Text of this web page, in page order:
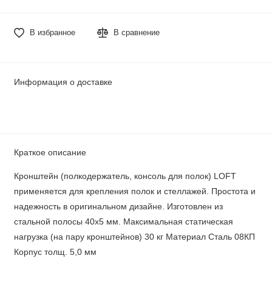
В избранное В сравнение
Информация о доставке
Краткое описание
Кронштейн (полкодержатель, консоль для полок) LOFT
применяется для крепления полок и стеллажей. Простота и
надежность в оригинальном дизайне. Изготовлен из
стальной полосы 40х5 мм. Максимальная статическая
нагрузка (на пару кронштейнов) 30 кг Материал Сталь 08КП
Корпус толщ. 5,0 мм